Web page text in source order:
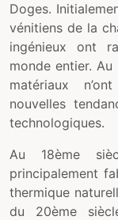
Doges.
vénitiens de la
ingénieux ont
monde entier.
matériaux
nouvelles
technologiques.
Au 18ème
principalement
thermique
du 20ème